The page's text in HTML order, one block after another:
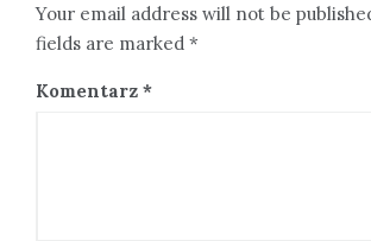
Your email address will not be
fields are marked *
Komentarz *